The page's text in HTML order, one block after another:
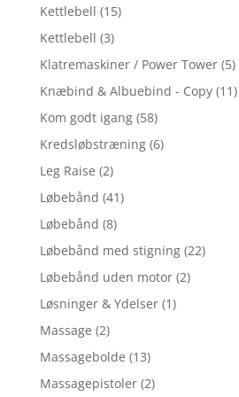
Kettlebell (15)
Kettlebell (3)
Klatremaskiner / Power Tower (5)
Knæbind & Albuebind - Copy (11)
Kom godt igang (58)
Kredsløbstræning (6)
Leg Raise (2)
Løbebånd (41)
Løbebånd (8)
Løbebånd med stigning (22)
Løbebånd uden motor (2)
Løsninger & Ydelser (1)
Massage (2)
Massagebolde (13)
Massagepistoler (2)